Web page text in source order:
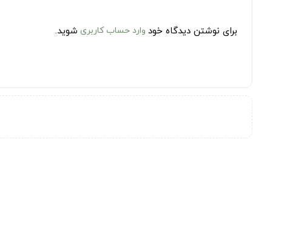
برای نوشتن دیدگاه خود وارد حساب کاربری شوید.